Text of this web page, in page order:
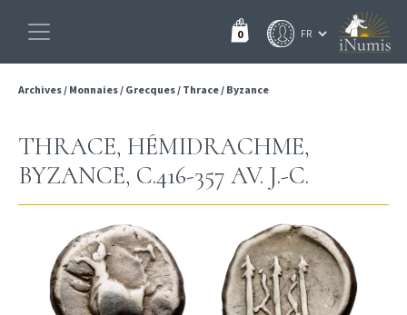
0
Archives/ Monnaies/ Grecques/ Thrace/ Byzance
THRACE, HÉMIDRACHME,
BYZANCE, C.416-357 AV. J.-C.